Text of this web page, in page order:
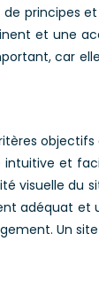
principes
et une
car
et
visuelle du
adéquat et
Un